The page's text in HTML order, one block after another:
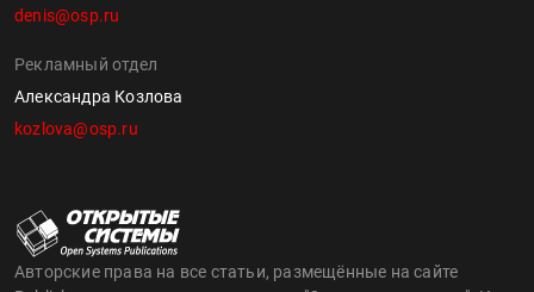
denis@osp.ru
Рекламный отдел
Александра Козлова
kozlova@osp.ru
Авторские права на все статьи, размещённые на сайте